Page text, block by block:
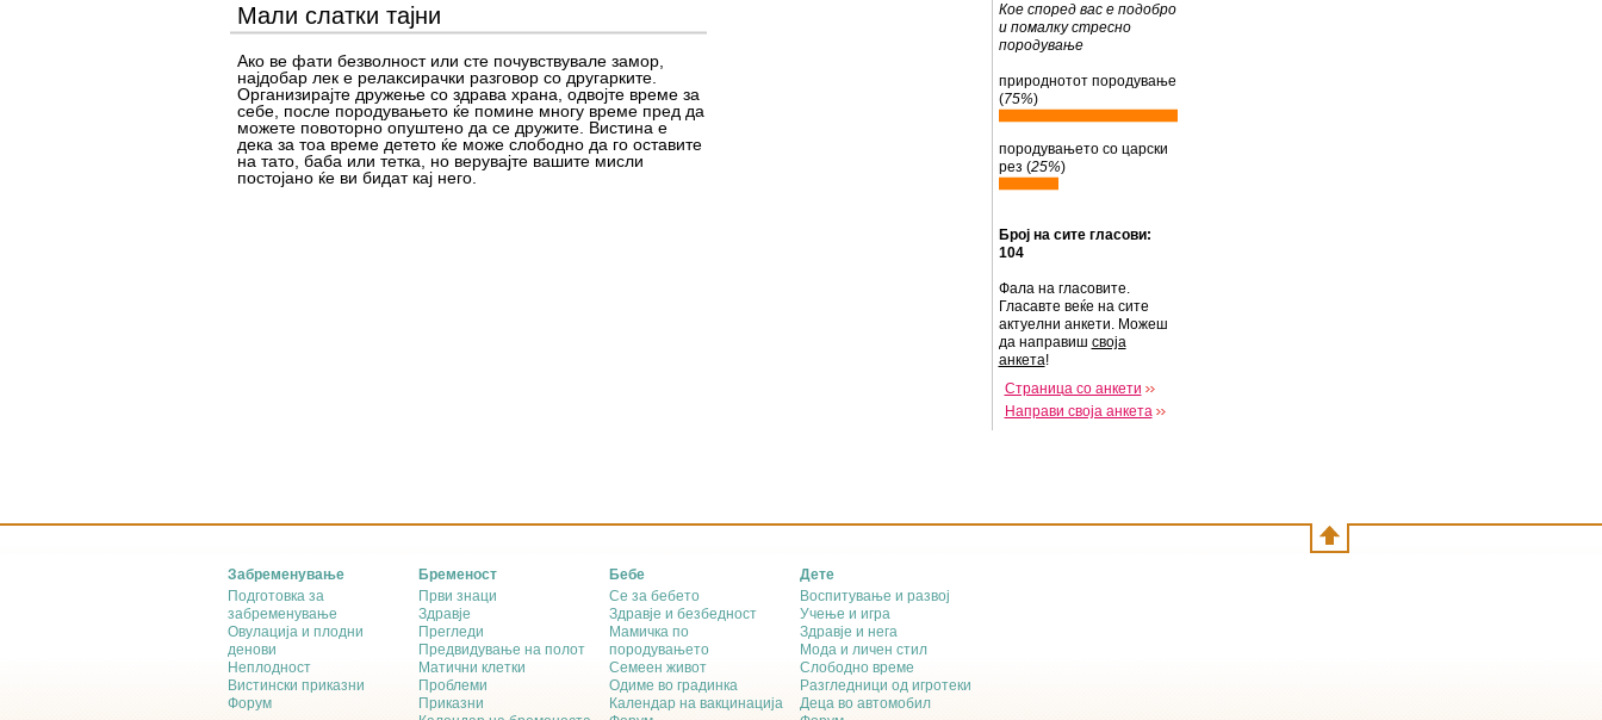
Мали слатки тајни
Ако ве фати безволност или сте почувствувале замор,
најдобар лек е релаксирачки разговор со другарките.
Организирајте дружење со здрава храна, одвојте време за
себе, после породувањето ќе помине многу време пред да
можете повоторно опуштено да се дружите. Вистина е
дека за тоа време детето ќе може слободно да го оставите
на тато, баба или тетка, но верувајте вашите мисли
постојано ќе ви бидат кај него.
Кое според вас е подобро
и помалку стресно
породување
природнотот породување
(75%)
породувањето со царски
рез (25%)
Број на сите гласови:
104
Фала на гласовите.
Гласавте веќе на сите
актуелни анкети. Можеш
да направиш своја
анкета!
Страница со анкети
Направи своја анкета
Забременување
Подготовка за
забременување
Овулација и плодни
денови
Неплодност
Вистински приказни
Форум
Бременост
Први знаци
Здравје
Прегледи
Предвидување на полот
Матични клетки
Проблеми
Приказни
Бебе
Се за бебето
Здравје и безбедност
Мамичка по
породувањето
Семеен живот
Одиме во градинка
Календар на вакцинација
Дете
Воспитување и развој
Учење и игра
Здравје и нега
Мода и личен стил
Слободно време
Разгледници од игротеки
Деца во автомобил